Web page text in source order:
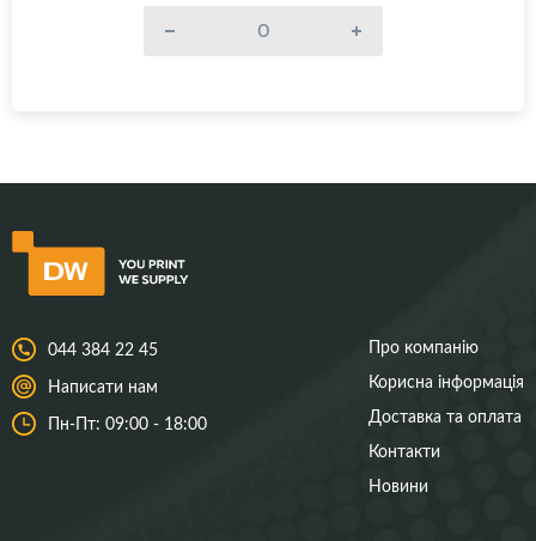
044 384 22 45
Написати нам
Пн-Пт: 09:00 - 18:00
Про компанію
Корисна інформація
Доставка та оплата
Контакти
Новини